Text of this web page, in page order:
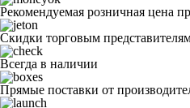
Рекомендуемая розничная цена
Скидки торговым
Всегда в наличии
Прямые поставки от